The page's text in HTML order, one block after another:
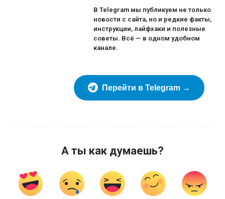
В Telegram мы публикуем не только
новости с сайта, но и редкие факты,
инструкции, лайфхаки и полезные
советы. Всё — в одном удобном
канале.
Перейти в Telegram →
А ты как думаешь?